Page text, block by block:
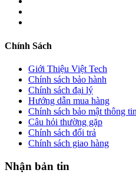
Chính Sách
Giới Thiệu Việt Tech
Chính sách bảo hành
Chính sách đại lý
Hướng dẫn mua hàng
Chính sách bảo mật thông
Câu hỏi thường gặp
Chính sách đổi trả
Chính sách giao hàng
Nhận bản tin